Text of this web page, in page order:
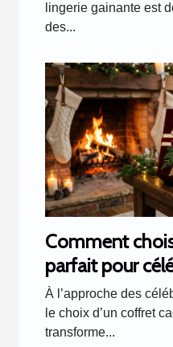
lingerie gainante est
des...
Comment
parfait pour
fin d'année ?
À l’approche des
le choix d’un coffret
transforme...